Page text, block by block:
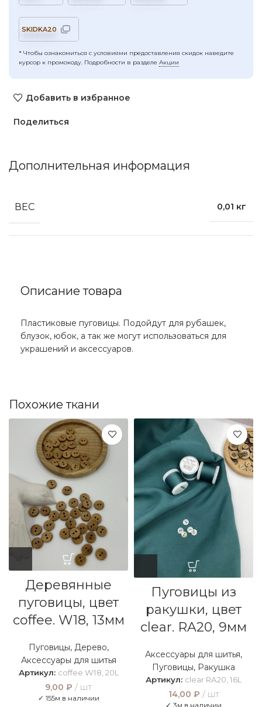
SKIDKA20
* Чтобы ознакомиться с условиями предоставления скидок наведите
курсор к промокоду. Подробности в разделе Акции
Добавить в избранное
Поделиться
Описание товара
Пластиковые пуговицы. Подойдут для рубашек,
блузок, юбок, а так же могут использоваться для
украшений и аксессуаров.
Дополнительная информация
ВЕС 0,01 кг
Похожие ткани
Деревянные
пуговицы, цвет
coffee. W18, 13мм
Пуговицы, Дерево,
Аксессуары для шитья
Артикул: coffee W18, 20L
9,00 ₽ шт
✓ 155м в наличии
Пуговицы из
ракушки, цвет
clear. RA20, 9мм
Аксессуары для шитья,
Пуговицы, Ракушка
Артикул: clear RA20, 16L
14,00 ₽ шт
✓ 3м в наличии